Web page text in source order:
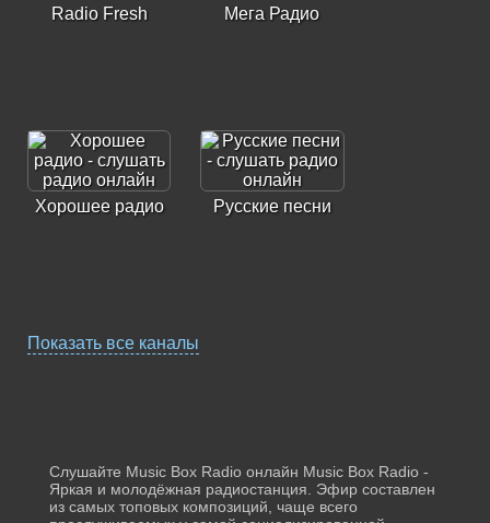
Radio Fresh Мега Радио
Хорошее радио Русские песни
Показать все каналы
Слушайте Music Box Radio онлайн Music Box Radio -
Яркая и молодёжная радиостанция. Эфир составлен
из самых топовых композиций, чаще всего